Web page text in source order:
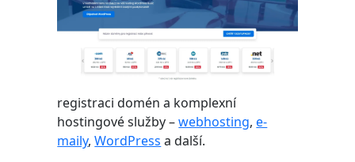
registraci domén a komplexní
hostingové služby –webhosting,e-
maily,WordPress a další.